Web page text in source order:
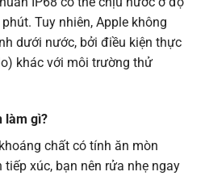
Tuy nhiên, Apple không
dưới nước, bởi điều kiện thực
khác với môi trường thử
làm gì?
chất có tính ăn mòn
xúc, bạn nên rửa nhẹ ngay